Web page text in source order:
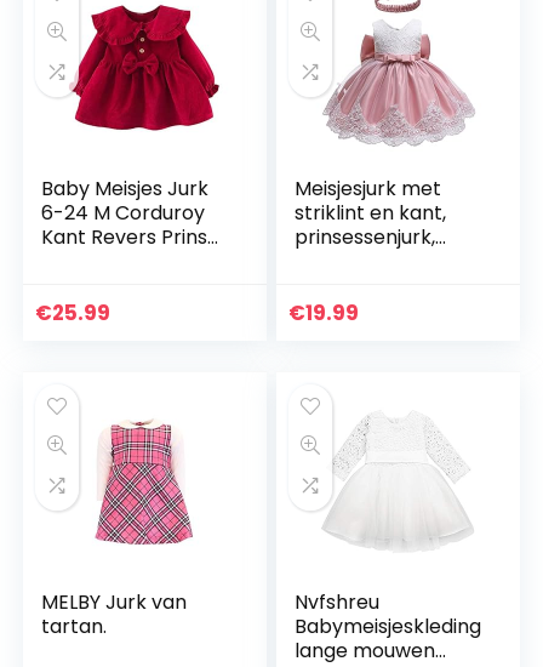
Baby Meisjes Jurk
6-24 M Corduroy
Kant Revers Prinses
Elastische mouwen
€25.99
Meisjesjurk met
striklint en kant,
prinsessenjurk,
feestelijke jurk voor
€19.99
MELBY Jurk van
tartan.
Nvfshreu
Babymeisjeskleding
lange mouwen